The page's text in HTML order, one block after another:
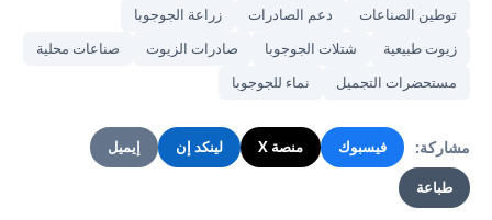
توطين الصناعات
دعم الصادرات
زراعة الجوجوبا
زيوت طبيعية
شتلات الجوجوبا صادرات الزيوت
صناعات محلية
مستحضرات التجميل
نماء للجوجوبا
مشاركة: فيسبوك منصة X لينكد إن إيميل
طباعة